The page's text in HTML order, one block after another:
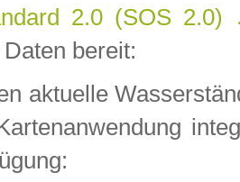
2.0 (SOS 2.0)
bereit:
aktuelle